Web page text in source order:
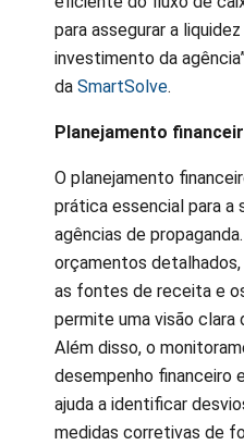
para assegurar a
investimento da
da SmartSolve.
Planejamento
O planejamento
prática essencial para a
agências de
orçamentos
as fontes de receita e
permite uma visão clara
Além disso, o
desempenho financeiro
ajuda a identificar
medidas corretivas de